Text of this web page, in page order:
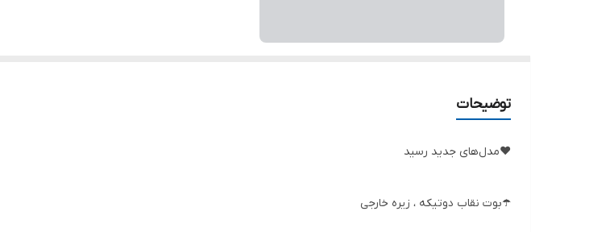
توضیحات
❤️مدل‌های جدید رسید
☂️بوت نقاب دوتیکه ، زیره خارجی